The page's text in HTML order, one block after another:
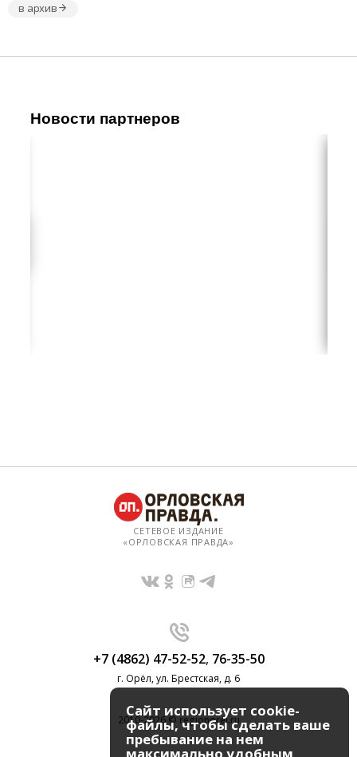
в архив
Новости партнеров
СЕТЕВОЕ ИЗДАНИЕ
«ОРЛОВСКАЯ ПРАВДА»
+7 (4862) 47-52-52, 76-35-50
г. Орёл, ул. Брестская, д. 6
2010-2026 © regionorel.ru
Сайт использует cookie-
файлы, чтобы сделать ваше
пребывание на нем